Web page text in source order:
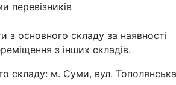
перевізників
з основного складу за наявності
з інших складів.
складу: м. Суми, вул.